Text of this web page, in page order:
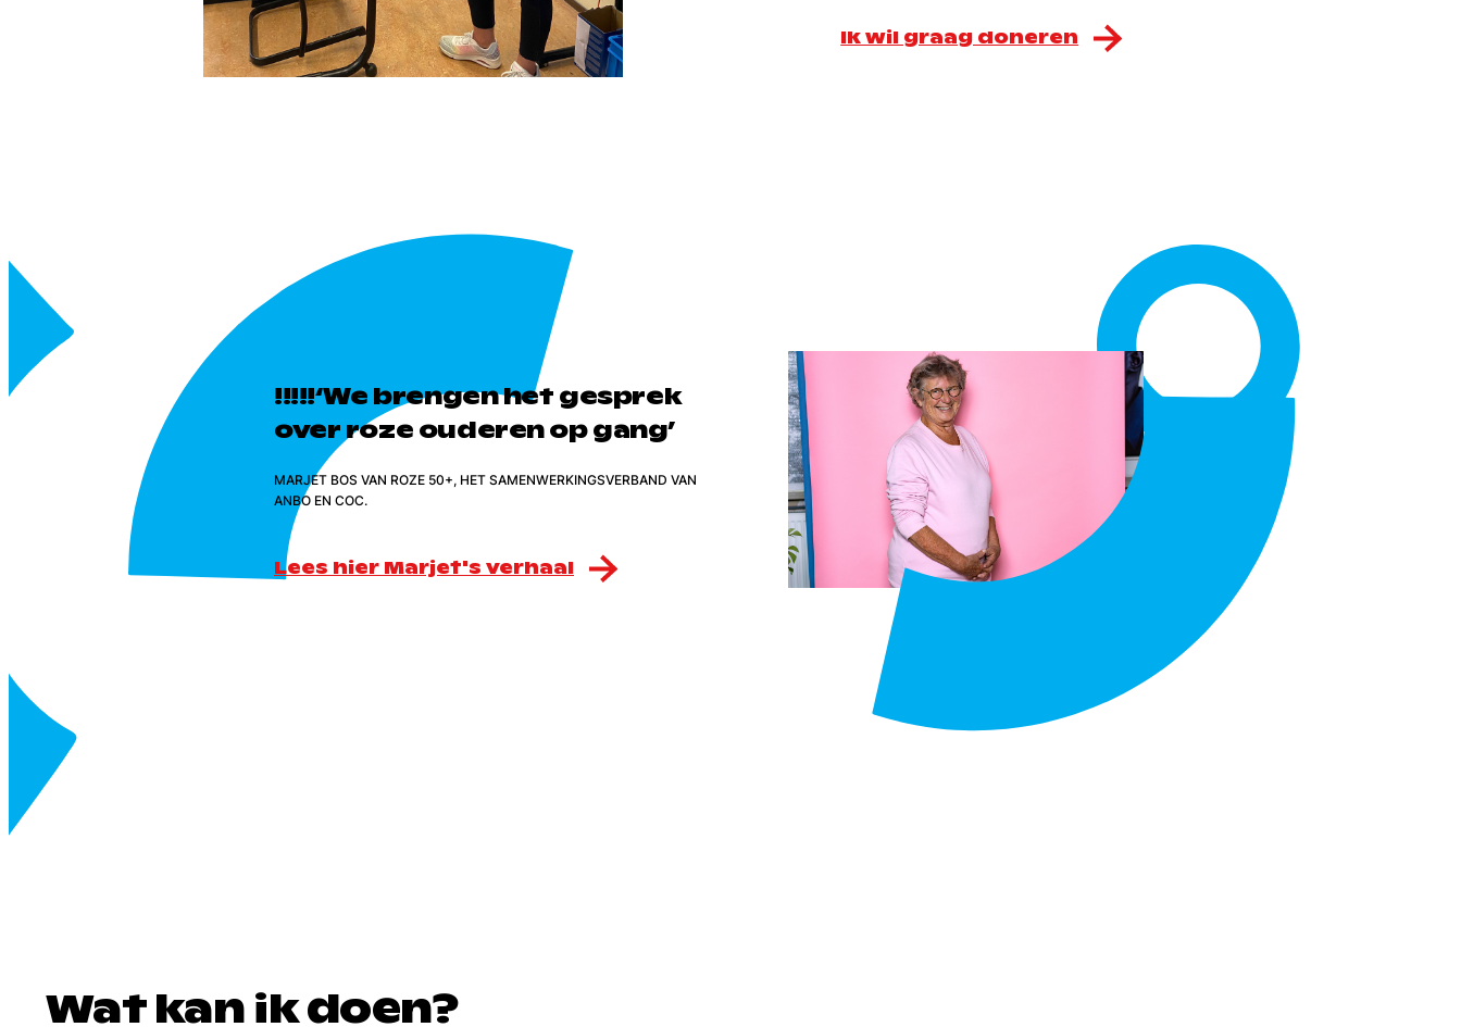
Ik wil graag doneren
!!!!!‘We brengen het gesprek
over roze ouderen op gang’
MARJET BOS VAN ROZE 50+, HET SAMENWERKINGSVERBAND VAN
ANBO EN COC.
Lees hier Marjet's verhaal
Wat kan ik doen?